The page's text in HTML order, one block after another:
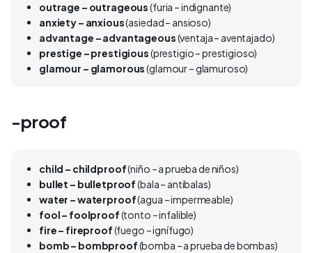
outrage – outrageous(furia – indignante)
anxiety – anxious(asiedad – ansioso)
advantage – advantageous(ventaja – aventajado)
prestige – prestigious(prestigio – prestigioso)
glamour – glamorous(glamour – glamuroso)
-proof
child – childproof(niño – a prueba de niños)
bullet – bulletproof(bala – antibalas)
water – waterproof(agua – impermeable)
fool – foolproof(tonto – infalible)
fire – fireproof(fuego – ignífugo)
bomb – bombproof(bomba – a prueba de bombas)